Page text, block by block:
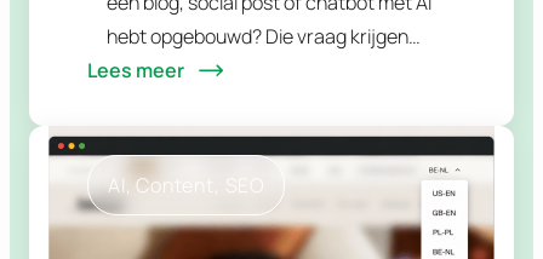
uitgelegd
hebt opgebouwd? Die vraag krijgen
we steeds vaker en het antwoord is
Lees meer
AI, Content , SEO